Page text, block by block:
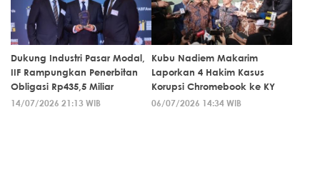
Dukung Industri Pasar Modal,
IIF Rampungkan Penerbitan
Obligasi Rp435,5 Miliar
14/07/2026 21:13 WIB
Kubu Nadiem Makarim
Laporkan 4 Hakim Kasus
Korupsi Chromebook ke KY
06/07/2026 14:34 WIB